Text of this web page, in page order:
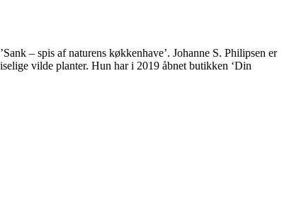
– spis af naturens køkkenhave’. Johanne S. Philipsen er
vilde planter. Hun har i 2019 åbnet butikken ‘Din